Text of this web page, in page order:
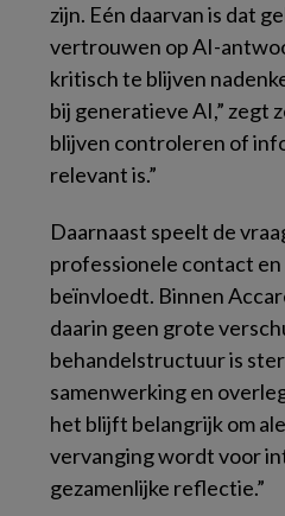
zijn. Eén daarvan is dat
vertrouwen op AI-
kritisch te blijven
bij generatieve AI,” zegt
blijven controleren of
relevant is.”
Daarnaast speelt de
professionele contact
beïnvloedt. Binnen
daarin geen grote
behandelstructuur is
samenwerking en
het blijft belangrijk om
vervanging wordt voor
gezamenlijke reflectie.”